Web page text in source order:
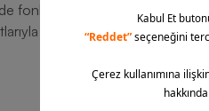
fonksiyonellik sunar.
Skechers marka
Tümünü